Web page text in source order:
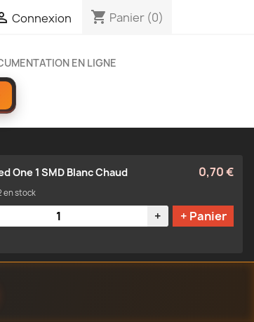
Connexion shopping_cart Panier (0)
EN LIGNE
One 1 SMD Blanc Chaud 0,70 €
en stock
+ + Panier